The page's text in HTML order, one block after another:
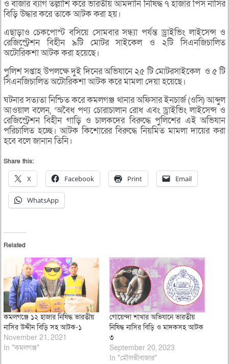
ও বাজার ব্যাগ তল্লাশি করে ভারতীয় আমদানি নিষিদ্ধ ৭ হাজার পিস নাসির
বিড়ি উদ্ধার করে তাকে আটক করা হয়।
এছাড়াও চেকপোস্ট বসিয়ে সোমবার সন্ধ্যা পর্যন্ত ড্রাইভিং লাইসেন্স ও
রেজিস্ট্রেশন বিহীন ৯টি মোটর সাইকেল ও ২টি সিএনজিচালিত
অটোরিকশা আটক করা হয়েছে।
পুলিশ সপ্তাহ উপলক্ষে দুই দিনের অভিযানে ২৫ টি মোটরসাইকেল ও ৫ টি
সিএনজিচালিত অটোরিকশা আটক করে মামলা দেয়া হয়েছে।
ঘটনার সত্যতা নিশ্চিত করে কমলগঞ্জ থানার অফিসার ইনচার্জ (ওসি) আব্দুল
আওয়াল বলেন, ‘অবৈধ পণ্য চোরাচালান রোধ এবং ড্রাইভিং লাইসেন্স ও
রেজিস্ট্রেশন বিহীন গাড়ি ও চালকদের বিরুদ্ধে পুলিশের এই অভিযান
পরিচালিত হচ্ছে। আটক কিশোরের বিরুদ্ধে নিয়মিত মামলা দায়ের করা
হবে বলে জানান তিনি।
Share this:
X Facebook Print Email
WhatsApp
Related
কমলগঞ্জে ১২ হাজার নিষিদ্ধ ভারতীয়
নাসির উদ্দীন বিড়ি সহ আটক-১
November 21, 2021
In "কমলগঞ্জ"
গোয়েন্দা শাখার অভিযানে ভারতীয়
নিষিদ্ধ নাসির বিড়ি ও মাদকসহ আটক
৩
September 20, 2023
In "মৌলভীবাজার"